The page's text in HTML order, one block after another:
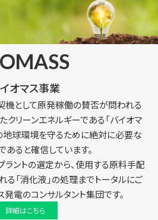
オマス事業
として原発稼働の賛否が問われる
クリーンエネルギーである「バイオマ
地球環境を守るために絶対に必要な
あると確信しています。
ントの選定から、使用する原料手配
る「消化液」の処理までトータルにご
発電のコンサルタント集団です。
詳細はこちら